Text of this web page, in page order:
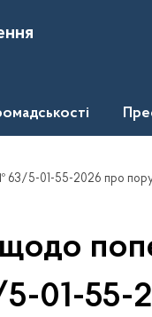
конкуренції ТОВ «ЕКСПЕРТ СИСТЕМ» та ТОВ
01-55-